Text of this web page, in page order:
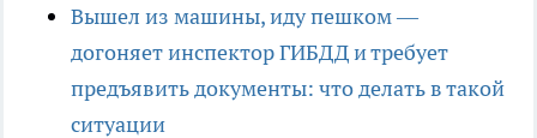
Вышел из машины, иду пешком —
догоняет инспектор ГИБДД и требует
предъявить документы: что делать в такой
ситуации